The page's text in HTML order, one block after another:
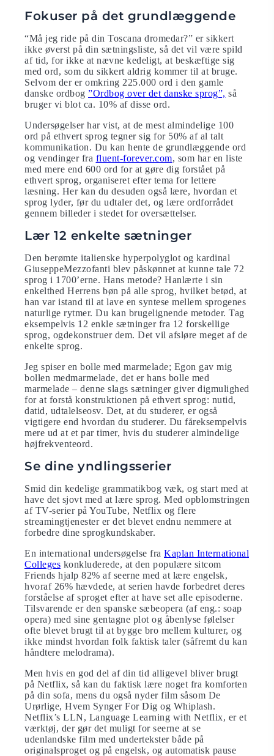
Fokuser på det grundlæggende
“Må jeg ride på din Toscana dromedar?” er sikkert
ikke øverst på din sætningsliste, så det vil være spild
af tid, for ikke at nævne kedeligt, at beskæftige sig
med ord, som du sikkert aldrig kommer til at bruge.
Selvom der er omkring 225.000 ord i den gamle
danske ordbog ”Ordbog over det danske sprog”, så
bruger vi blot ca. 10% af disse ord.
Undersøgelser har vist, at de mest almindelige 100
ord på ethvert sprog tegner sig for 50% af al talt
kommunikation. Du kan hente de grundlæggende ord
og vendinger fra fluent-forever.com, som har en liste
med mere end 600 ord for at gøre dig forstået på
ethvert sprog, organiseret efter tema for lettere
læsning. Her kan du desuden også lære, hvordan et
sprog lyder, før du udtaler det, og lære ordforrådet
gennem billeder i stedet for oversættelser.
Lær 12 enkelte sætninger
Den berømte italienske hyperpolyglot og kardinal
GiuseppeMezzofanti blev påskønnet at kunne tale 72
sprog i 1700’erne. Hans metode? Hanlærte i sin
enkelthed Herrens bøn på alle sprog, hvilket betød, at
han var istand til at lave en syntese mellem sprogenes
naturlige rytmer. Du kan brugelignende metoder. Tag
eksempelvis 12 enkle sætninger fra 12 forskellige
sprog, ogdekonstruer dem. Det vil afsløre meget af de
enkelte sprog.
Jeg spiser en bolle med marmelade; Egon gav mig
bollen medmarmelade, det er hans bolle med
marmelade – denne slags sætninger giver digmulighed
for at forstå konstruktionen på ethvert sprog: nutid,
datid, udtalelseosv. Det, at du studerer, er også
vigtigere end hvordan du studerer. Du fåreksempelvis
mere ud at et par timer, hvis du studerer almindelige
højfrekventeord.
Se dine yndlingsserier
Smid din kedelige grammatikbog væk, og start med at
have det sjovt med at lære sprog. Med opblomstringen
af TV-serier på YouTube, Netflix og flere
streamingtjenester er det blevet endnu nemmere at
forbedre dine sprogkundskaber.
En international undersøgelse fra Kaplan International
Colleges konkluderede, at den populære sitcom
Friends hjalp 82% af seerne med at lære engelsk,
hvoraf 26% hævdede, at serien havde forbedret deres
forståelse af sproget efter at have set alle episoderne.
Tilsvarende er den spanske sæbeopera (af eng.: soap
opera) med sine gentagne plot og åbenlyse følelser
ofte blevet brugt til at bygge bro mellem kulturer, og
ikke mindst hvordan folk faktisk taler (såfremt du kan
håndtere melodrama).
Men hvis en god del af din tid alligevel bliver brugt
på Netflix, så kan du faktisk lære noget fra komforten
på din sofa, mens du også nyder film såsom De
Urørlige, Hvem Synger For Dig og Whiplash.
Netflix’s LLN, Language Learning with Netflix, er et
værktøj, der gør det muligt for seerne at se
udenlandske film med undertekster både på
originalsproget og på engelsk, og automatisk pause